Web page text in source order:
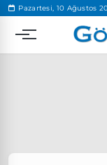
Pazartesi, 10 Ağustos